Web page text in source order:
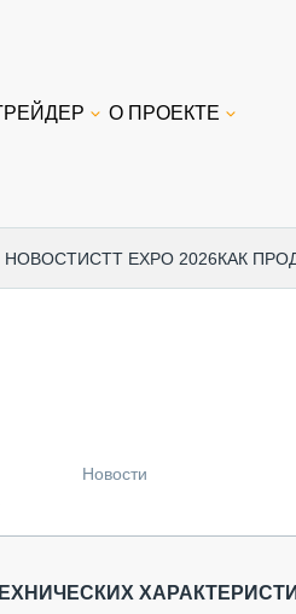
О ПРОЕКТЕ
НОВОСТИCTT EXPO 2026КАК
БЛИЖАЙШИЕ
Новости